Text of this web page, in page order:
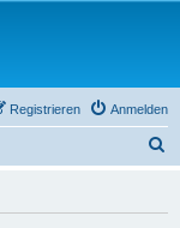
Anmelden
Registrieren